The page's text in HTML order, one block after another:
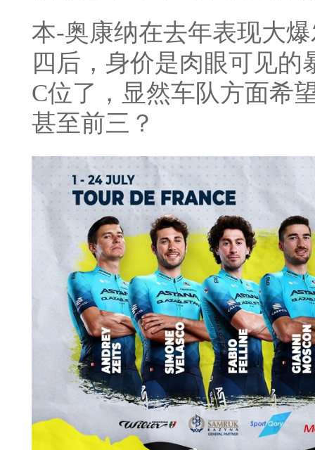
本-奥康纳在去年表现大
四后，身价是肉眼可见
C位了，显然车队方面
甚至前三？